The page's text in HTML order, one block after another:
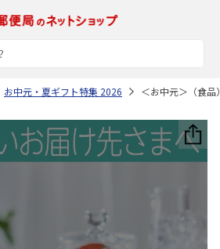
お中元・夏ギフト特集 2026 ＜お中元＞（食